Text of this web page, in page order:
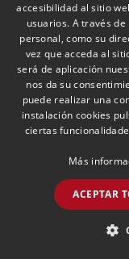
Grandes
se
Cuba
12/05/2026
Ignacio
Desk,
empresas
de las
LEER MÁS >>
accesibilidad al sitio
usuarios. A través
personal, como su
vez que acceda al
será de aplicación
nos da su
puede realizar una
instalación cookies
ciertas
Más
ACEPTAR